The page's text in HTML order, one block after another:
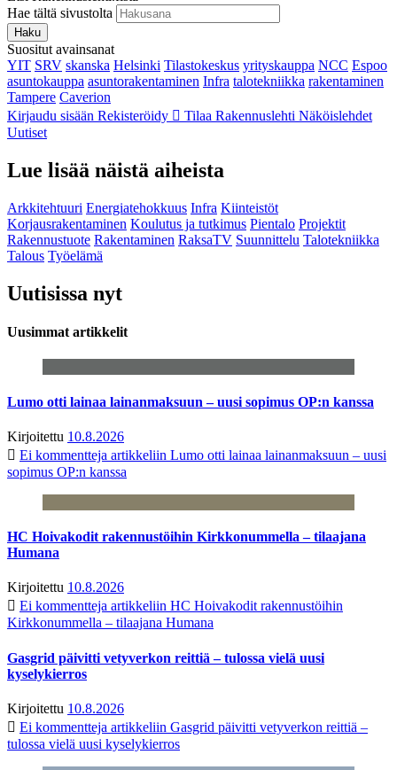
Hae tältä sivustolta
Haku
Suositut avainsanat
YIT SRV skanska Helsinki Tilastokeskus yrityskauppa NCC Espoo
asuntokauppa asuntorakentaminen Infra talotekniikka rakentaminen
Tampere Caverion
Kirjaudu sisään Rekisteröidy Tilaa Rakennuslehti Näköislehdet
Uutiset
Lue lisää näistä aiheista
Arkkitehtuuri Energiatehokkuus Infra Kiinteistöt
Korjausrakentaminen Koulutus ja tutkimus Pientalo Projektit
Rakennustuote Rakentaminen RaksaTV Suunnittelu Talotekniikka
Talous Työelämä
Uutisissa nyt
Uusimmat artikkelit
Lumo otti lainaa lainanmaksuun – uusi sopimus OP:n kanssa
Kirjoitettu 10.8.2026
Ei kommentteja artikkeliin Lumo otti lainaa lainanmaksuun – uusi
sopimus OP:n kanssa
HC Hoivakodit rakennustöihin Kirkkonummella – tilaajana
Humana
Kirjoitettu 10.8.2026
Ei kommentteja artikkeliin HC Hoivakodit rakennustöihin
Kirkkonummella – tilaajana Humana
Gasgrid päivitti vetyverkon reittiä – tulossa vielä uusi
kyselykierros
Kirjoitettu 10.8.2026
Ei kommentteja artikkeliin Gasgrid päivitti vetyverkon reittiä –
tulossa vielä uusi kyselykierros